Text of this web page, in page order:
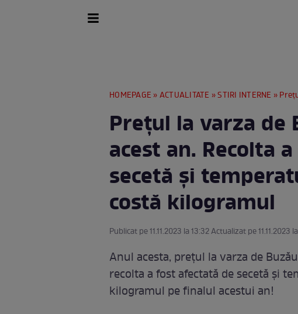
HOMEPAGE »ACTUALITATE »STIRI INTERNE » Prețul la
Prețul la varza de
acest an. Recolta
secetă și
costă kilogramul
Publicat pe 11.11.2023 la 13:32 Actualizat pe 11.11.2023
Anul acesta, prețul la varza de
recolta a fost afectată de secetă și
kilogramul pe finalul acestui an!